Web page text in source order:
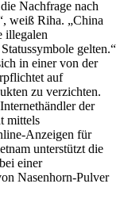
Nachfrage nach
weiß Riha. „China
illegalen
gelten.“
in einer von der
auf
zu verzichten.
der
mittels
Anzeigen für
unterstützt die
einer
Nasenhorn-Pulver